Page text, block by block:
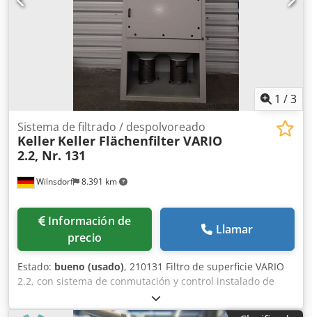
paso programable: 0,001 mm Control CNC: Siemens
SINUMERIK 840D SL
1 /3
Wilnsdorf 8.391 km
Sistema de filtrado / despolvoreado
Keller Keller Flächenfilter VARIO
2.2, Nr. 131
Información de
precio
Llamar
Estado: bueno (usado), 210131 Filtro de superficie VARIO
2.2, con sistema de conmutación y control instalado de
fábrica. Precio: a consultar + IVA (estado según foto).
Potencia del motor: 7,5 kW, 400 V, 50 Hz. Caudal de aire: